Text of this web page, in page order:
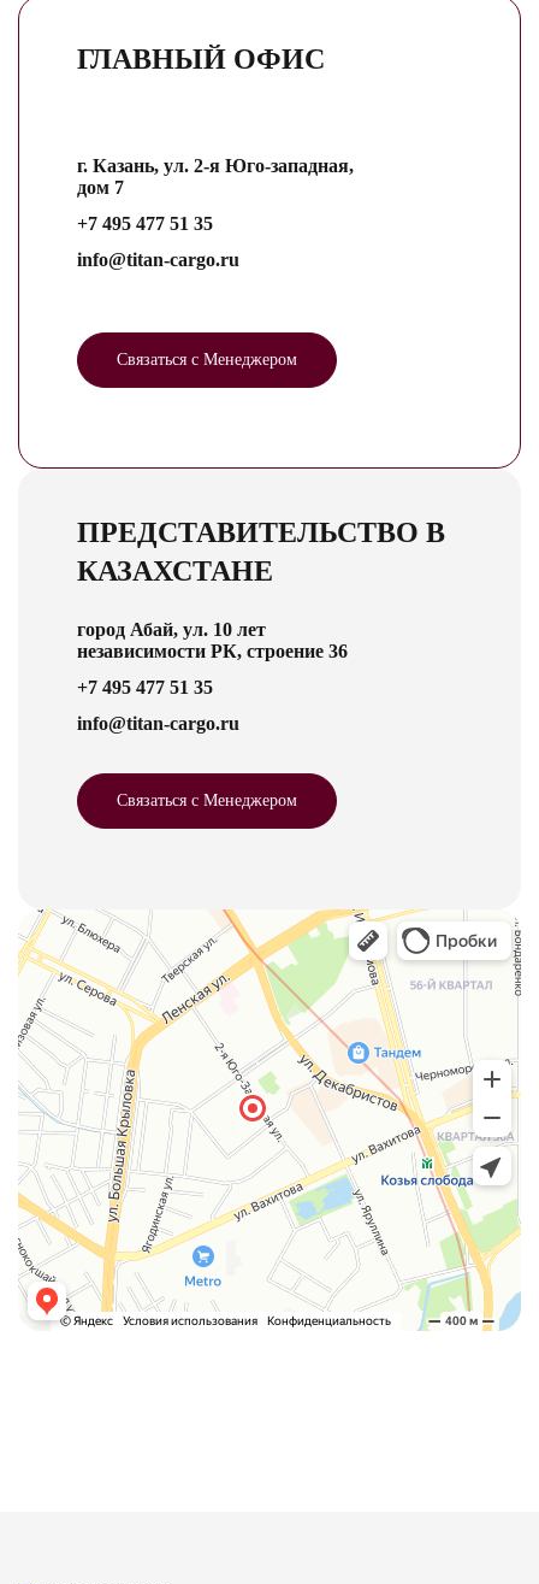
ГЛАВНЫЙ ОФИС
г. Казань, ул. 2-я Юго-западная,
дом 7
+7 495 477 51 35
info@titan-cargo.ru
Связаться с Менеджером
ПРЕДСТАВИТЕЛЬСТВО В
КАЗАХСТАНЕ
город Абай, ул. 10 лет
независимости РК, строение 36
+7 495 477 51 35
info@titan-cargo.ru
Связаться с Менеджером